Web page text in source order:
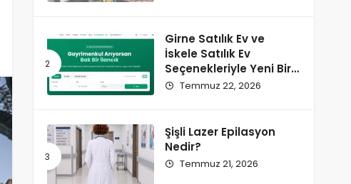
Girne Satılık Ev ve
İskele Satılık Ev
Seçenekleriyle Yeni Bir
Başlangıç
Temmuz 22, 2026
Şişli Lazer Epilasyon
Nedir?
Temmuz 21, 2026